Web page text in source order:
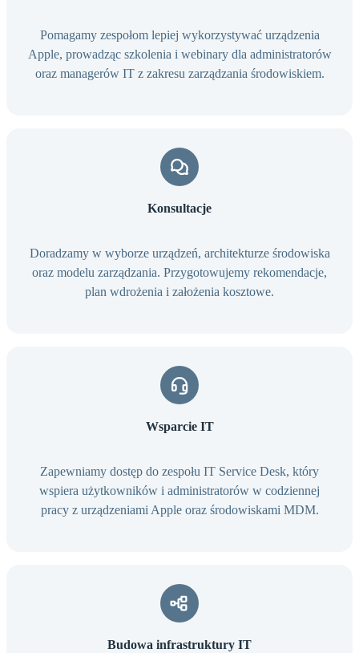
Pomagamy zespołom lepiej wykorzystywać urządzenia
Apple, prowadząc szkolenia i webinary dla administratorów
oraz managerów IT z zakresu zarządzania środowiskiem.
Konsultacje
Doradzamy w wyborze urządzeń, architekturze środowiska
oraz modelu zarządzania. Przygotowujemy rekomendacje,
plan wdrożenia i założenia kosztowe.
Wsparcie IT
Zapewniamy dostęp do zespołu IT Service Desk, który
wspiera użytkowników i administratorów w codziennej
pracy z urządzeniami Apple oraz środowiskami MDM.
Budowa infrastruktury IT